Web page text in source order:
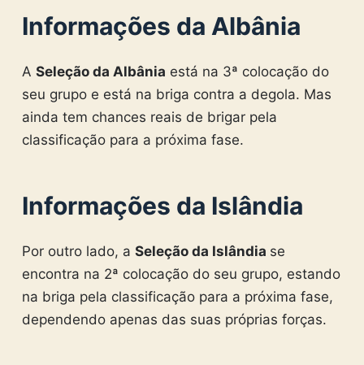
Informações da Albânia
A Seleção da Albânia está na 3ª colocação do
seu grupo e está na briga contra a degola. Mas
ainda tem chances reais de brigar pela
classificação para a próxima fase.
Informações da Islândia
Por outro lado, a Seleção da Islândia se
encontra na 2ª colocação do seu grupo, estando
na briga pela classificação para a próxima fase,
dependendo apenas das suas próprias forças.